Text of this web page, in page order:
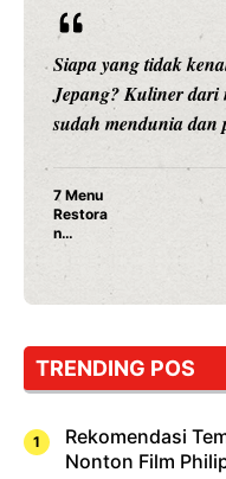
Siapa
Nunung
dunia
TRENDING POS
Rekomendasi
Nonton Film